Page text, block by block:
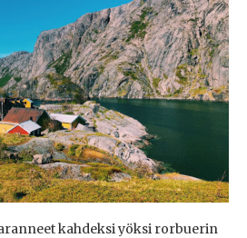
kahdeksi yöksi rorbuerin